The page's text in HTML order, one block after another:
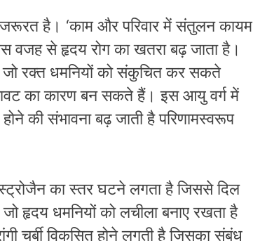
है। ‘काम और परिवार में संतुलन कायम
वजह से हृदय रोग का खतरा बढ़ जाता है।
जो रक्त धमनियों को संकुचित कर सकते
का कारण बन सकते हैं। इस आयु वर्ग में
की संभावना बढ़ जाती है परिणामस्वरूप
का स्तर घटने लगता है जिससे दिल
जो हृदय धमनियों को लचीला बनाए रखता है
चर्बी विकसित होने लगती है जिसका संबंध